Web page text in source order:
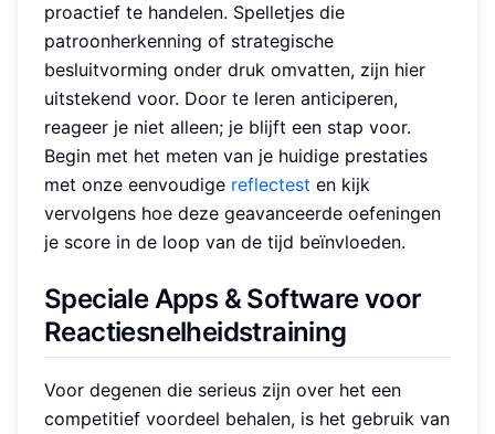
proactief te handelen. Spelletjes die
patroonherkenning of strategische
besluitvorming onder druk omvatten, zijn hier
uitstekend voor. Door te leren anticiperen,
reageer je niet alleen; je blijft een stap voor.
Begin met het meten van je huidige prestaties
met onze eenvoudige reflectest en kijk
vervolgens hoe deze geavanceerde oefeningen
je score in de loop van de tijd beïnvloeden.
Speciale Apps & Software voor
Reactiesnelheidstraining
Voor degenen die serieus zijn over het een
competitief voordeel behalen, is het gebruik van